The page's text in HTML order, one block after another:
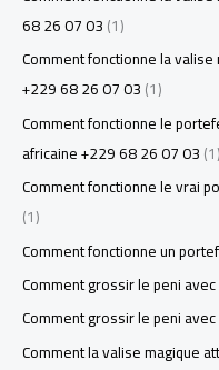
68 26 07 03(1)
Comment fonctionne la
+229 68 26 07 03(1)
Comment fonctionne le
africaine +229 68 26 07 03(1)
Comment fonctionne le vrai
(1)
Comment fonctionne un
Comment grossir le peni
Comment grossir le peni
Comment la valise magique